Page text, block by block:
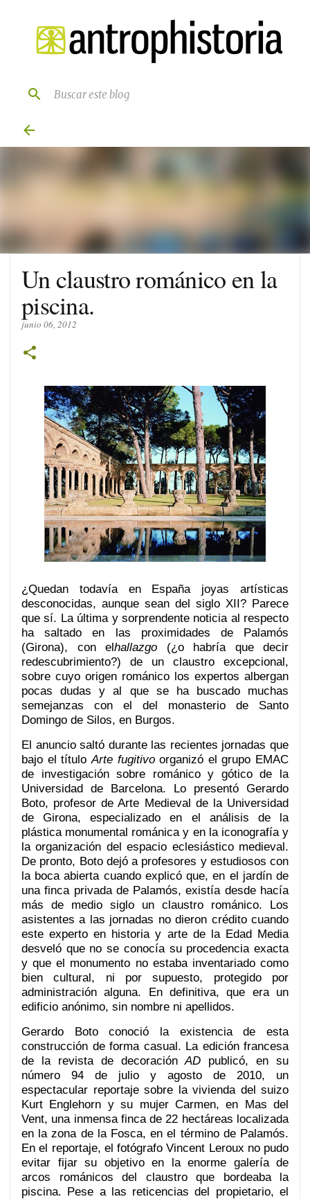
Ir al contenido principal
Un claustro románico en la
piscina.
junio 06, 2012
¿Quedan todavía en España joyas artísticas
desconocidas, aunque sean del siglo XII? Parece
que sí. La última y sorprendente noticia al respecto
ha saltado en las proximidades de Palamós
(Girona), con elhallazgo
(¿o habría que decir
redescubrimiento?) de un claustro excepcional,
sobre cuyo origen románico los expertos albergan
pocas dudas y al que se ha buscado muchas
semejanzas con el del monasterio de Santo
Domingo de Silos, en Burgos.
El anuncio saltó durante las recientes jornadas que
bajo el título Arte fugitivo organizó el grupo EMAC
de investigación sobre románico y gótico de la
Universidad de Barcelona. Lo presentó Gerardo
Boto, profesor de Arte Medieval de la Universidad
de Girona, especializado en el análisis de la
plástica monumental románica y en la iconografía y
la organización del espacio eclesiástico medieval.
De pronto, Boto dejó a profesores y estudiosos con
la boca abierta cuando explicó que, en el jardín de
una finca privada de Palamós, existía desde hacía
más de medio siglo un claustro románico. Los
asistentes a las jornadas no dieron crédito cuando
este experto en historia y arte de la Edad Media
desveló que no se conocía su procedencia exacta
y que el monumento no estaba inventariado como
bien cultural, ni por supuesto, protegido por
administración alguna. En definitiva, que era un
edificio anónimo, sin nombre ni apellidos.
Gerardo Boto conoció la existencia de esta
construcción de forma casual. La edición francesa
de la revista de decoración AD
publicó, en su
número 94 de julio y agosto de 2010, un
espectacular reportaje sobre la vivienda del suizo
Kurt Englehorn y su mujer Carmen, en Mas del
Vent, una inmensa finca de 22 hectáreas localizada
en la zona de la Fosca, en el término de Palamós.
En el reportaje, el fotógrafo Vincent Leroux no pudo
evitar fijar su objetivo en la enorme galería de
arcos románicos del claustro que bordeaba la
piscina. Pese a las reticencias del propietario, el